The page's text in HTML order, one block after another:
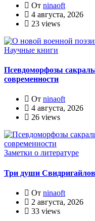
От ninaoft
4 августа, 2026
23 views
Научные книги
Псевдоморфозы
современности
От ninaoft
4 августа, 2026
26 views
Заметки о литературе
Три души
От ninaoft
2 августа, 2026
33 views